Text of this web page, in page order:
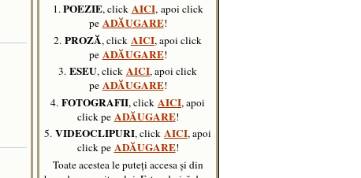
1.POEZIE, click AICI, apoi click
pe ADĂUGARE!
2. PROZĂ, click AICI, apoi click
pe ADĂUGARE!
3. ESEU, click AICI, apoi click
pe ADĂUGARE!
4. FOTOGRAFII, click AICI, apoi
click pe ADĂUGARE!
5. VIDEOCLIPURI, click AICI,apoi
click pe ADĂUGARE!
Toate acestea le puteți accesa și din